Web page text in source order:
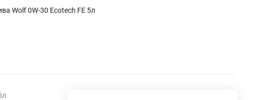
Wolf 0W-30 Ecotech FE 5л